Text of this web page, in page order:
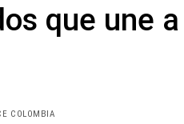
que une a
COLOMBIA